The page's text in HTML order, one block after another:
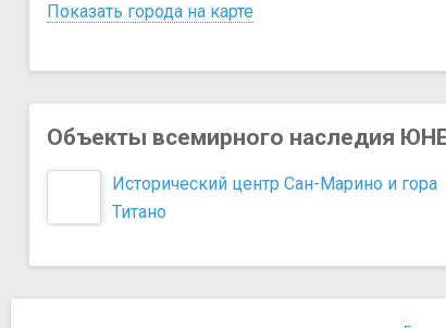
Показать города на карте
Объекты всемирного наследия
Исторический центр Сан-Марино и гора
Титано